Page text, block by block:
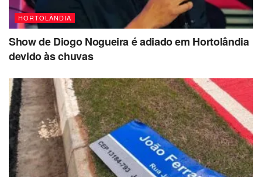
HORTOLÂNDIA
Show de Diogo Nogueira é adiado em Hortolândia
devido às chuvas